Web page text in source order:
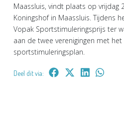
Maassluis, vindt plaats op vrijdag
Koningshof in Maassluis. Tijdens
Vopak Sportstimuleringsprijs ter
aan de twee verenigingen met
sportstimuleringsplan.
Deel dit via: